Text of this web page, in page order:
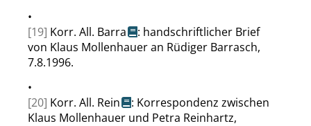
•
[19] Korr. All. Barra
: handschriftlicher Brief
von Klaus Mollenhauer an Rüdiger Barrasch,
7.8.1996.
•
[20] Korr. All. Rein
: Korrespondenz zwischen
Klaus Mollenhauer und Petra Reinhartz,